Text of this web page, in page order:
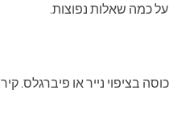
כמה שאלות נפוצות.
בציפוי נייר או פיברגלס. קיר